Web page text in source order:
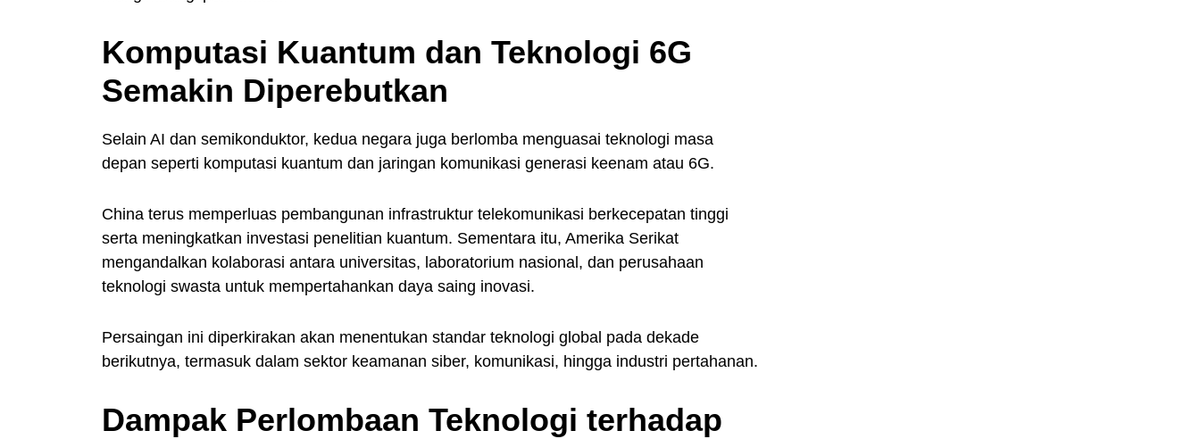
Komputasi Kuantum dan Teknologi 6G
Semakin Diperebutkan
Selain AI dan semikonduktor, kedua negara juga berlomba menguasai teknologi masa
depan seperti komputasi kuantum dan jaringan komunikasi generasi keenam atau 6G.
China terus memperluas pembangunan infrastruktur telekomunikasi berkecepatan tinggi
serta meningkatkan investasi penelitian kuantum. Sementara itu, Amerika Serikat
mengandalkan kolaborasi antara universitas, laboratorium nasional, dan perusahaan
teknologi swasta untuk mempertahankan daya saing inovasi.
Persaingan ini diperkirakan akan menentukan standar teknologi global pada dekade
berikutnya, termasuk dalam sektor keamanan siber, komunikasi, hingga industri pertahanan.
Dampak Perlombaan Teknologi terhadap